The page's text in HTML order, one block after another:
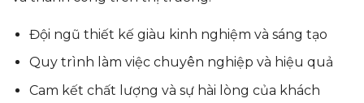
Đội ngũ thiết kế giàu kinh nghiệm và sáng tạo
Quy trình làm việc chuyên nghiệp và hiệu quả
Cam kết chất lượng và sự hài lòng của khách